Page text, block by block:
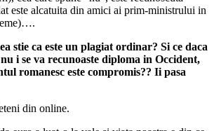
este alcatuita din amici ai prim-ministrului in
stie ca este un plagiat ordinar? Si ce daca
i se va recunoaste diploma in Occident,
romanesc este compromis?? Ii pasa
din online.